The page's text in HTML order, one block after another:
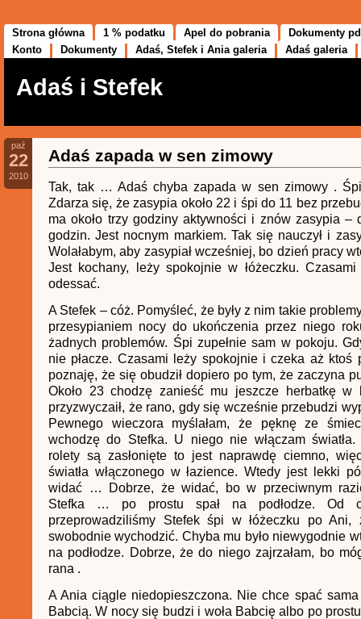
Strona główna 1 % podatku Apel do pobrania
Dokumenty
Konto
Dokumenty Adaś, Stefek i Ania galeria Adaś galeria
Adaś i Stefek
paź
22
2010
Adaś zapada w sen zimowy
Tak, tak … Adaś chyba zapada w sen zimowy .
Zdarza się, że zasypia około 22 i śpi do 11 bez
ma około trzy godziny aktywności i znów zasypia –
godzin. Jest nocnym markiem. Tak się nauczył i
Wolałabym, aby zasypiał wcześniej, bo dzień pracy
Jest kochany, leży spokojnie w łóżeczku.
odessać.
A Stefek – cóż. Pomyśleć, że były z nim takie
przesypianiem nocy do ukończenia przez niego
żadnych problemów. Śpi zupełnie sam w pokoju.
nie płacze. Czasami leży spokojnie i czeka aż ktoś
poznaję, że się obudził dopiero po tym, że zaczyna
Około 23 chodzę zanieść mu jeszcze herbatkę w
przyzwyczaił, że rano, gdy się wcześnie przebudzi
Pewnego wieczora myślałam, że pęknę ze
wchodzę do Stefka. U niego nie włączam światła.
rolety są zasłonięte to jest naprawdę ciemno,
światła włączonego w łazience. Wtedy jest lekki
widać … Dobrze, że widać, bo w przeciwnym
Stefka … po prostu spał na podłodze. Od
przeprowadziliśmy Stefek śpi w łóżeczku po Ani,
swobodnie wychodzić. Chyba mu było niewygodnie
na podłodze. Dobrze, że do niego zajrzałam, bo
rana .
A Ania ciągle niedopieszczona. Nie chce spać
Babcią. W nocy się budzi i woła Babcię albo po